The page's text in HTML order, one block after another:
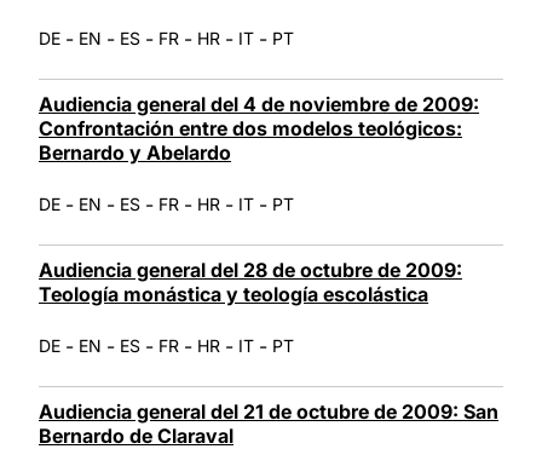
DE - EN - ES - FR - HR - IT - PT
Audiencia general del 4 de noviembre de 2009:
Confrontación entre dos modelos teológicos:
Bernardo y Abelardo
DE - EN - ES - FR - HR - IT - PT
Audiencia general del 28 de octubre de 2009:
Teología monástica y teología escolástica
DE - EN - ES - FR - HR - IT - PT
Audiencia general del 21 de octubre de 2009: San
Bernardo de Claraval